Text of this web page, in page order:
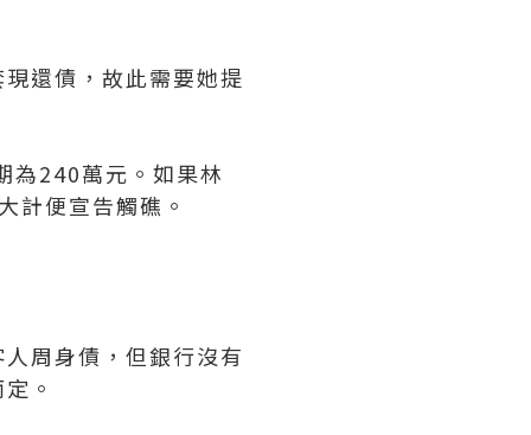
還債，故此需要她提
為240萬元。如果林
計便宣告觸礁。
周身債，但銀行沒有
。